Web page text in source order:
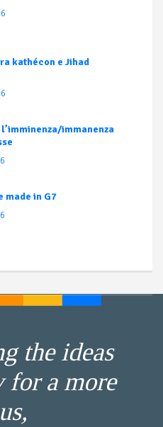
kathécon e Jihad
immanenza
made in G7
the ideas
for a more